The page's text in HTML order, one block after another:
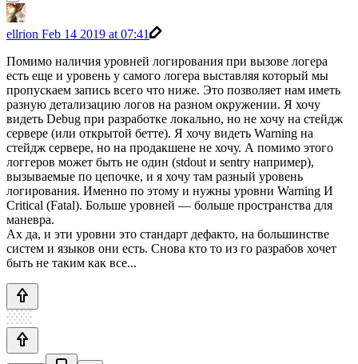
ellrion Feb 14 2019 at 07:41
Помимо наличия уровней логирования при вызове логера
есть еще и уровень у самого логера выставляя который мы
пропускаем запись всего что ниже. Это позволяет нам иметь
разную детализацию логов на разном окружении. Я хочу
видеть Debug при разработке локально, но не хочу на стейдж
сервере (или открытой бетте). Я хочу видеть Warning на
стейдж сервере, но на продакшене не хочу. А помимо этого
логгеров может быть не один (stdout и sentry например),
вызываемые по цепочке, и я хочу там разный уровень
логирования. Именно по этому и нужны уровни Warning И
Critical (Fatal). Больше уровней — больше пространства для
маневра.
Ах да, и эти уровни это стандарт дефакто, на большинстве
систем и языков они есть. Снова кто то из го разрабов хочет
быть не таким как все...